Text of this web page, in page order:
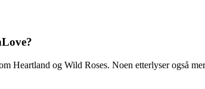
Heartland og Wild Roses. Noen etterlyser også